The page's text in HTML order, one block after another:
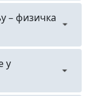
осигурање из
– физичка
–
у